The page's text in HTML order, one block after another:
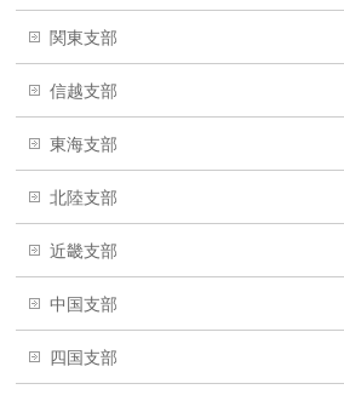
関東支部
信越支部
東海支部
北陸支部
近畿支部
中国支部
四国支部